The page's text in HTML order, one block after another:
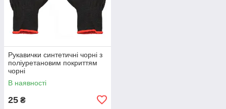
Рукавички синтетичні чорні з
поліуретановим покриттям
чорні
В наявності
25 ₴